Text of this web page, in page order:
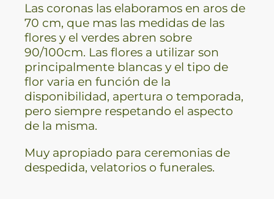
Las coronas las elaboramos en aros de
70 cm, que mas las medidas de las
flores y el verdes abren sobre
90/100cm. Las flores a utilizar son
principalmente blancas y el tipo de
flor varia en función de la
disponibilidad, apertura o temporada,
pero siempre respetando el aspecto
de la misma.
Muy apropiado para ceremonias de
despedida, velatorios o funerales.